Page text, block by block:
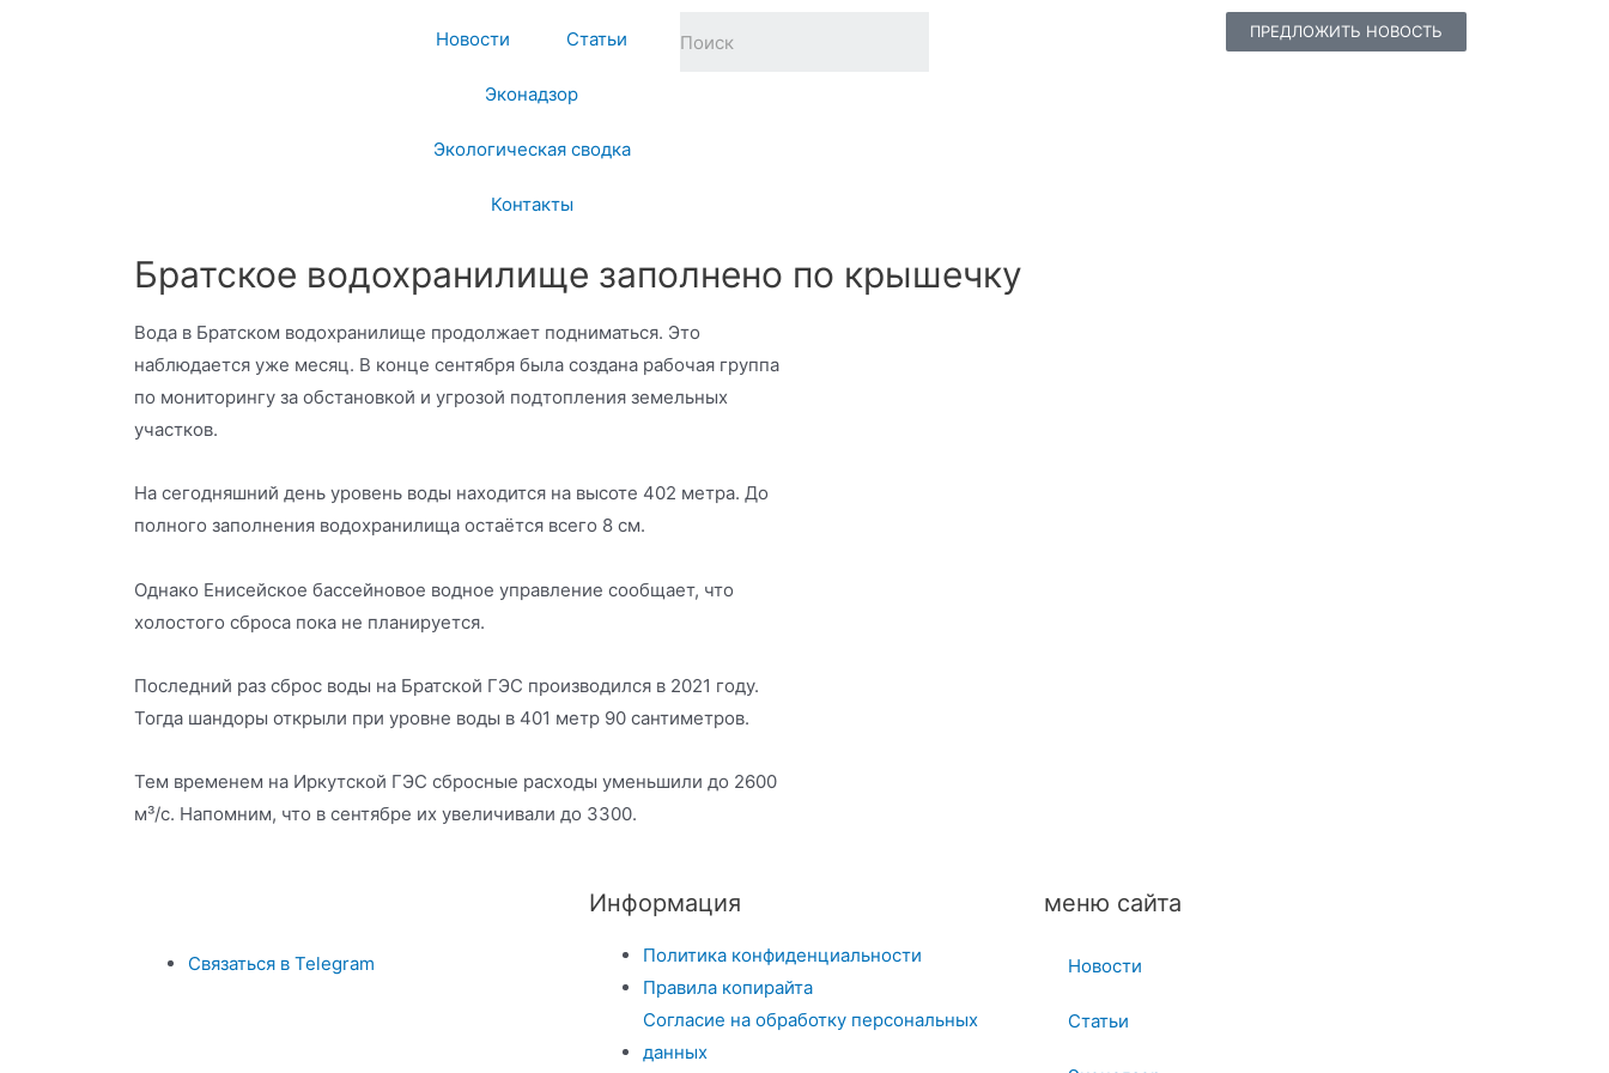
Новости Статьи
Эконадзор
Экологическая сводка
Контакты
ПРЕДЛОЖИТЬ НОВОСТЬ
Братское водохранилище заполнено по крышечку
Вода в Братском водохранилище продолжает подниматься. Это
наблюдается уже месяц. В конце сентября была создана рабочая группа
по мониторингу за обстановкой и угрозой подтопления земельных
участков.
На сегодняшний день уровень воды находится на высоте 402 метра. До
полного заполнения водохранилища остаётся всего 8 см.
Однако Енисейское бассейновое водное управление сообщает, что
холостого сброса пока не планируется.
Последний раз сброс воды на Братской ГЭС производился в 2021 году.
Тогда шандоры открыли при уровне воды в 401 метр 90 сантиметров.
Тем временем на Иркутской ГЭС сбросные расходы уменьшили до 2600
м³/с. Напомним, что в сентябре их увеличивали до 3300.
Связаться в Telegram
Информация
Политика конфиденциальности
Правила копирайта
Согласие на обработку персональных
данных
меню сайта
Новости
Статьи